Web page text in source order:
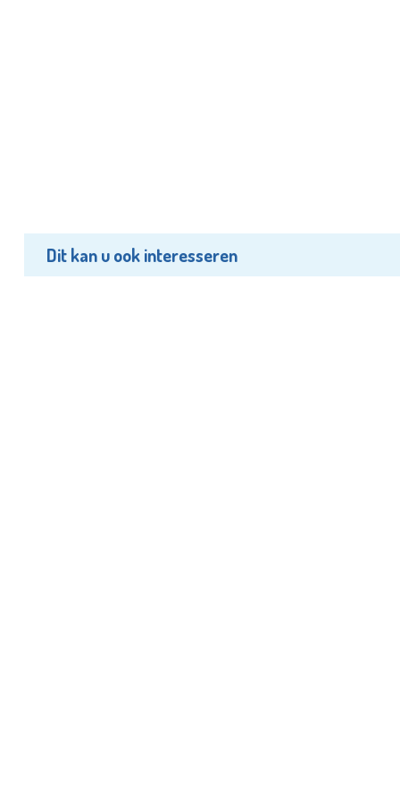
Dit kan u ook interesseren